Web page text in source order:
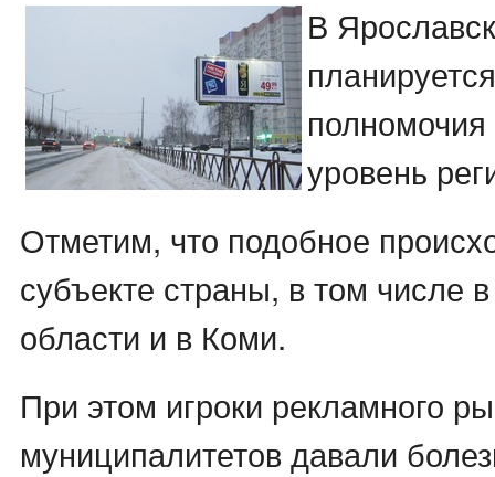
В
уровень
Отметим, что подобное
субъекте страны, в том числе
области и в Коми.
При этом игроки рекламного
муниципалитетов давали